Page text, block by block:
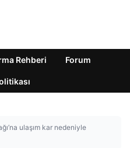
Rehberi Forum
ulaşım kar nedeniyle